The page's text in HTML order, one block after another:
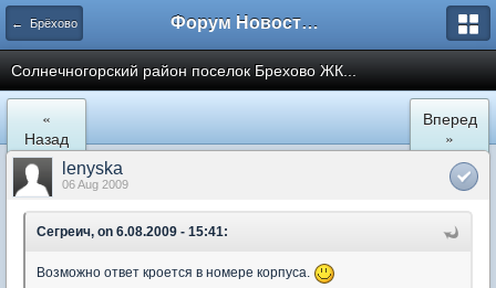
← Брёхово Форум Новостройки
Cолнечногорский район поселок Брехово ЖК...
«
Назад
Вперед
»
lenyska
06 Aug 2009
Сегреич, on 6.08.2009 - 15:41:
Возможно ответ кроется в номере корпуса.